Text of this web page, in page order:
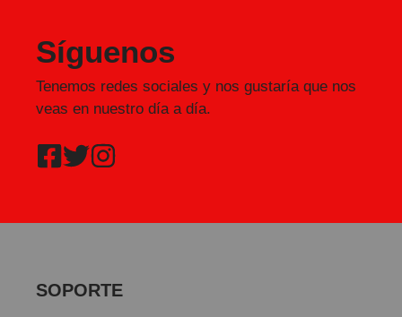
Síguenos
Tenemos redes sociales y nos gustaría que nos
veas en nuestro día a día.
SOPORTE